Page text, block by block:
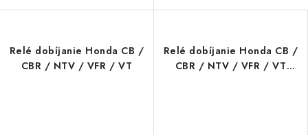
Relé dobíjanie Honda CB /
CBR / NTV / VFR / VT
Relé dobíjanie Honda CB /
CBR / NTV / VFR / VT